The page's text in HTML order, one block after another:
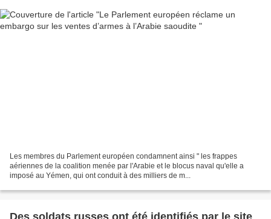
Les membres du Parlement européen condamnent ainsi " les frappes
aériennes de la coalition menée par l'Arabie et le blocus naval qu'elle a
imposé au Yémen, qui ont conduit à des milliers de m...
Des soldats russes ont été identifiés par le site